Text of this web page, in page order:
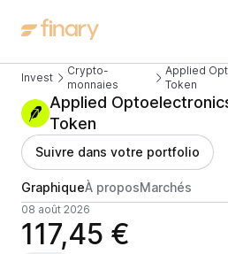
Invest
Crypto-
monnaies
Applied
Token
Applied
Token
Suivre dans votre portfolio
GraphiqueÀ proposMarchés
08 août 2026
117,45 €